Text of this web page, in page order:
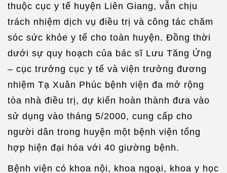
thuộc cục y tế huyện Liên Giang, vẫn chịu
trách nhiệm dịch vụ điều trị và công tác chăm
sóc sức khỏe y tế cho toàn huyện. Đồng thời
dưới sự quy hoạch của bác sĩ Lưu Tăng Ứng
– cục trưởng cục y tế và viện trưởng đương
nhiệm Tạ Xuân Phúc bệnh viện đa mở rộng
tòa nhà điều trị, dự kiến hoàn thành đưa vào
sử dụng vào tháng 5/2000, cung cấp cho
người dân trong huyện một bệnh viện tổng
hợp hiện đại hóa với 40 giường bệnh.
Bệnh viện có khoa nội, khoa ngoại, khoa y học